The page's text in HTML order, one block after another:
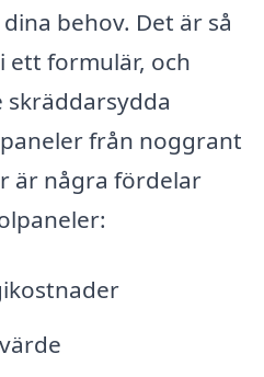
behov. Det är så
ett formulär, och
från noggrant
är några fördelar